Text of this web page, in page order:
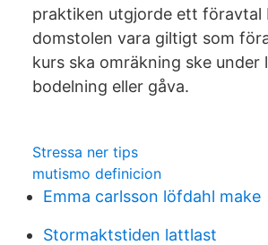
praktiken utgjorde ett föravtal
domstolen vara giltigt som
kurs ska omräkning ske under
bodelning eller gåva.
Stressa ner tips
mutismo definicion
Emma carlsson löfdahl make
Stormaktstiden lattlast